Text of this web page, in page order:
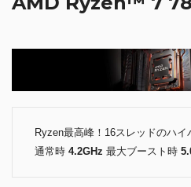
Ryzen最高峰！16スレッドのハイ
通常時 4.2GHz 最大ブースト時